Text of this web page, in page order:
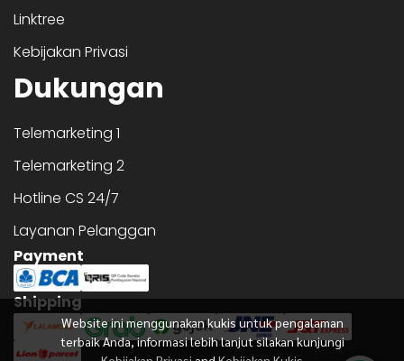
Website ini menggunakan kukis untuk pengalaman
terbaik Anda, informasi lebih lanjut silakan kunjungi
Linktree
Kebijakan Privasi
Dukungan
Telemarketing 1
Telemarketing 2
Hotline CS 24/7
Layanan Pelanggan
Payment
Shipping